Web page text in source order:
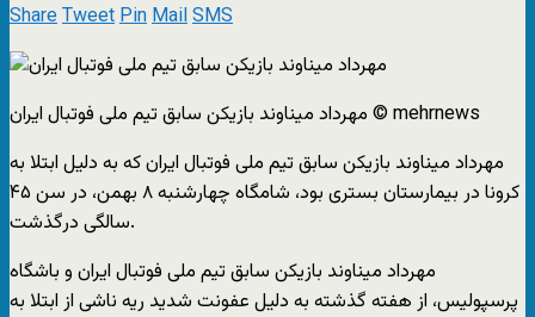
ShareTweetPinMailSMS
مهرداد میناوند بازیکن سابق تیم ملی فوتبال ایران © mehrnews
مهرداد میناوند بازیکن سابق تیم ملی فوتبال ایران که به دلیل ابتلا به
کرونا در بیمارستان بستری بود، شامگاه چهارشنبه ۸ بهمن، در سن ۴۵
سالگی درگذشت.
مهرداد میناوند بازیکن سابق تیم ملی فوتبال ایران و باشگاه
پرسپولیس، از هفته گذشته به دلیل عفونت شدید ریه ناشی از ابتلا به